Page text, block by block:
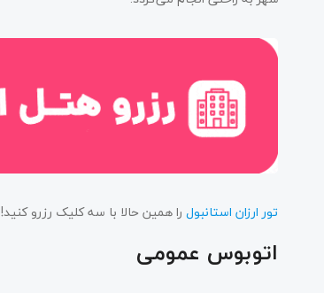
تور ارزان استانبول را همین حالا با سه کلیک رزرو کنید!
اتوبوس عمومی